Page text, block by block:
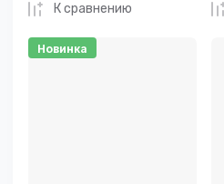
К сравнению
Новинка